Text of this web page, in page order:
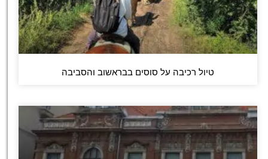
טיול רכיבה על סוסים בבראשוב והסביבה